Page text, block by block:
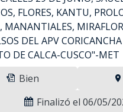
FLORES, KANTU,
MANANTIALES,
DEL APV
DE CALCA-CUSCO"-MET
Bien
Finalizó el 06/05/